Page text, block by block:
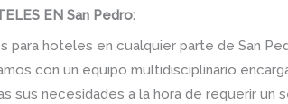
EN San Pedro:
para hoteles en cualquier parte de San
con un equipo multidisciplinario
necesidades a la hora de requerir un